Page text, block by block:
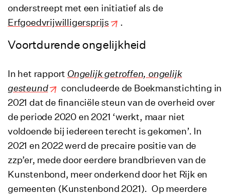
onderstreept met een initiatief als de
Erfgoedvrijwilligersprijs
.
Voortdurende ongelijkheid
In het rapport Ongelijk getroffen, ongelijk
gesteund
concludeerde de Boekmanstichting in
2021 dat de financiële steun van de overheid over
de periode 2020 en 2021 ‘werkt, maar niet
voldoende bij iedereen terecht is gekomen’. In
2021 en 2022 werd de precaire positie van de
zzp’er, mede door eerdere brandbrieven van de
Kunstenbond, meer onderkend door het Rijk en
gemeenten (Kunstenbond 2021). Op meerdere